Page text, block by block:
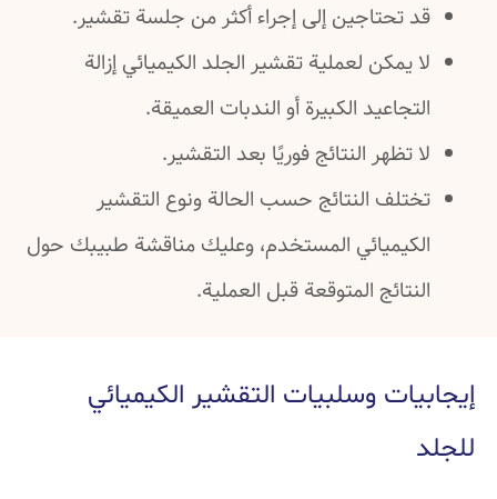
قد تحتاجين إلى إجراء أكثر من جلسة تقشير.
لا يمكن لعملية تقشير الجلد الكيميائي إزالة
التجاعيد الكبيرة أو الندبات العميقة.
لا تظهر النتائج فوريًا بعد التقشير.
تختلف النتائج حسب الحالة ونوع التقشير
الكيميائي المستخدم، وعليك مناقشة طبيبك حول
النتائج المتوقعة قبل العملية.
إيجابيات وسلبيات التقشير الكيميائي
للجلد